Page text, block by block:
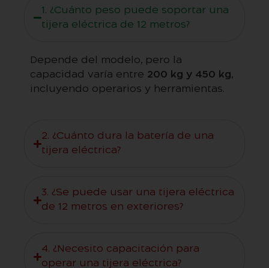
1. ¿Cuánto peso puede soportar una
tijera eléctrica de 12 metros?
Depende del modelo, pero la
capacidad varía entre 200 kg y 450 kg,
incluyendo operarios y herramientas.
2. ¿Cuánto dura la batería de una
tijera eléctrica?
3. ¿Se puede usar una tijera eléctrica
de 12 metros en exteriores?
4. ¿Necesito capacitación para
operar una tijera eléctrica?